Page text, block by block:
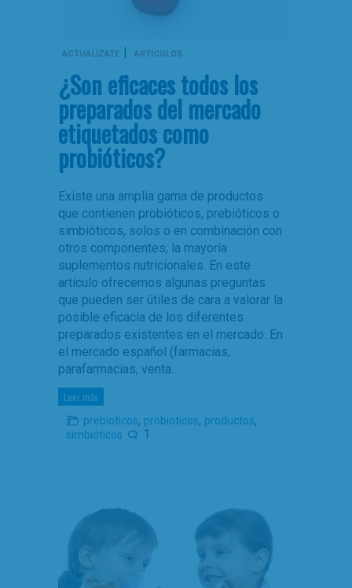
ACTUALÍZATE | ARTÍCULOS
¿Son eficaces todos los
preparados del mercado
etiquetados como
probióticos?
Existe una amplia gama de productos
que contienen probióticos, prebióticos o
simbióticos, solos o en combinación con
otros componentes, la mayoría
suplementos nutricionales. En este
artículo ofrecemos algunas preguntas
que pueden ser útiles de cara a valorar la
posible eficacia de los diferentes
preparados existentes en el mercado. En
el mercado español (farmacias,
parafarmacias, venta…
Leer más
prebioticos, probioticos, productos,
simbióticos 1